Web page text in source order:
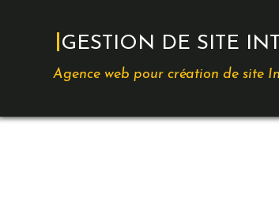
GESTION DE SITE
Agence web pour création de site